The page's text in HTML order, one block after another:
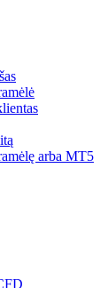
arba MT5